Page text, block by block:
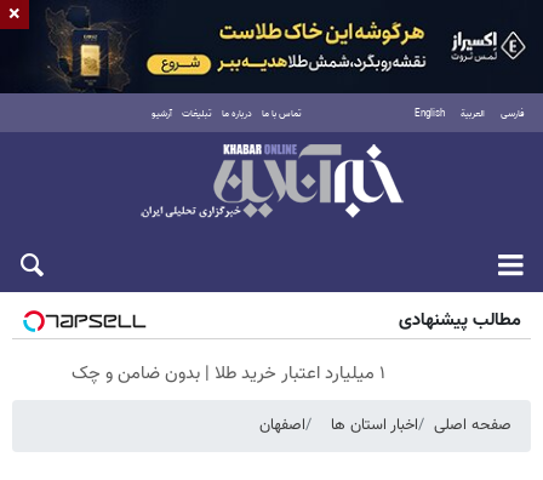
فارسی العربية English تماس با ما درباره ما تبلیغات آرشیو
جمعه ۱۶ مرداد ۱۴۰۵
مطالب پیشنهادی
۱ میلیارد اعتبار خرید طلا | بدون ضامن و چک
صفحه اصلی اخبار استان ها اصفهان
×